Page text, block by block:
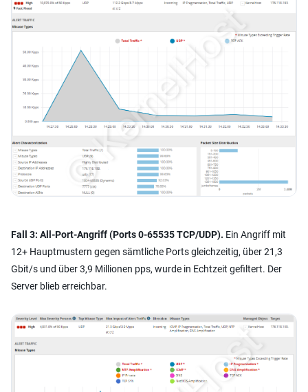
Fall 3: All-Port-Angriff (Ports 0-65535 TCP/UDP). Ein Angriff mit
12+ Hauptmustern gegen sämtliche Ports gleichzeitig, über 21,3
Gbit/s und über 3,9 Millionen pps, wurde in Echtzeit gefiltert. Der
Server blieb erreichbar.